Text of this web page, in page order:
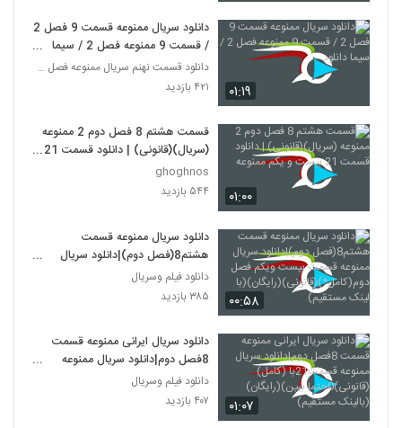
۰۱:۱۹
دانلود سریال ممنوعه قسمت 9 فصل 2
/ قسمت 9 ممنوعه فصل 2 / سیما
دانلود
دانلود قسمت نهنم سریال ممنوعه فصل دوم
۴۲۱ بازدید
۰۱:۰۰
قسمت هشتم 8 فصل دوم 2 ممنوعه
(سریال)(قانونی) | دانلود قسمت 21
بیست و یکم ممنوعه
ghoghnos
۵۴۴ بازدید
۰۰:۵۸
دانلود سریال ممنوعه قسمت
هشتم8(فصل دوم)|دانلود سریال
ممنوعه قسمت بیست ویکم فصل
دوم(کامل*)(قانونی)(رایگان)(با لینک
مستقیم)
دانلود فیلم وسریال
۳۸۵ بازدید
۰۱:۰۷
دانلود سریال ایرانی ممنوعه قسمت
8فصل دوم|دانلود سریال ممنوعه
ببین)(رایگان)(بالینک مستقیم)
دانلود فیلم وسریال
۴۰۷ بازدید